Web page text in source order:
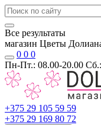
Все результаты
магазин Цветы
0 0 0
Пн-Пт.: 08.00-20.00
+375 29 105 59 59
+375 29 169 80 72